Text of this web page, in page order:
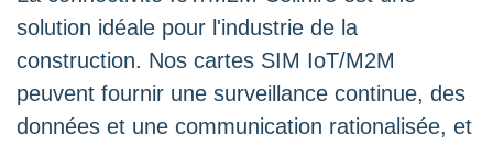
solution idéale pour l'industrie de la
construction. Nos cartes SIM IoT/M2M
peuvent fournir une surveillance continue, des
données et une communication rationalisée, et